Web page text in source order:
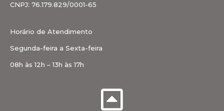
CNPJ: 76.179.829/0001-65
Horário de Atendimento
Segunda-feira a Sexta-feira
08h às 12h – 13h às 17h